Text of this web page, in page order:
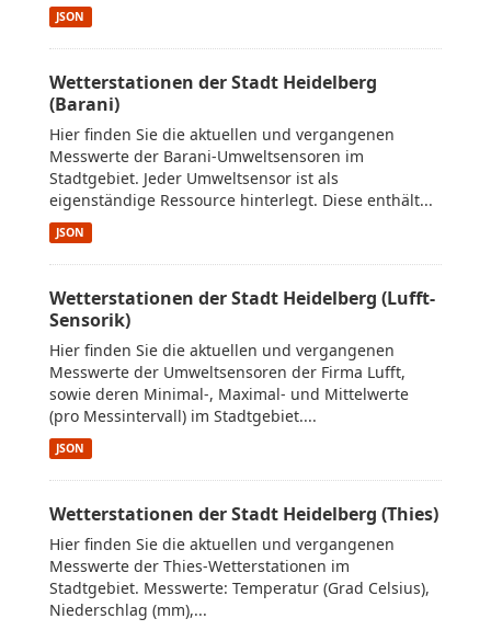
JSON
Wetterstationen der Stadt Heidelberg
(Barani)
Hier finden Sie die aktuellen und vergangenen
Messwerte der Barani-Umweltsensoren im
Stadtgebiet. Jeder Umweltsensor ist als
eigenständige Ressource hinterlegt. Diese enthält...
JSON
Wetterstationen der Stadt Heidelberg (Lufft-
Sensorik)
Hier finden Sie die aktuellen und vergangenen
Messwerte der Umweltsensoren der Firma Lufft,
sowie deren Minimal-, Maximal- und Mittelwerte
(pro Messintervall) im Stadtgebiet....
JSON
Wetterstationen der Stadt Heidelberg (Thies)
Hier finden Sie die aktuellen und vergangenen
Messwerte der Thies-Wetterstationen im
Stadtgebiet. Messwerte: Temperatur (Grad Celsius),
Niederschlag (mm),...